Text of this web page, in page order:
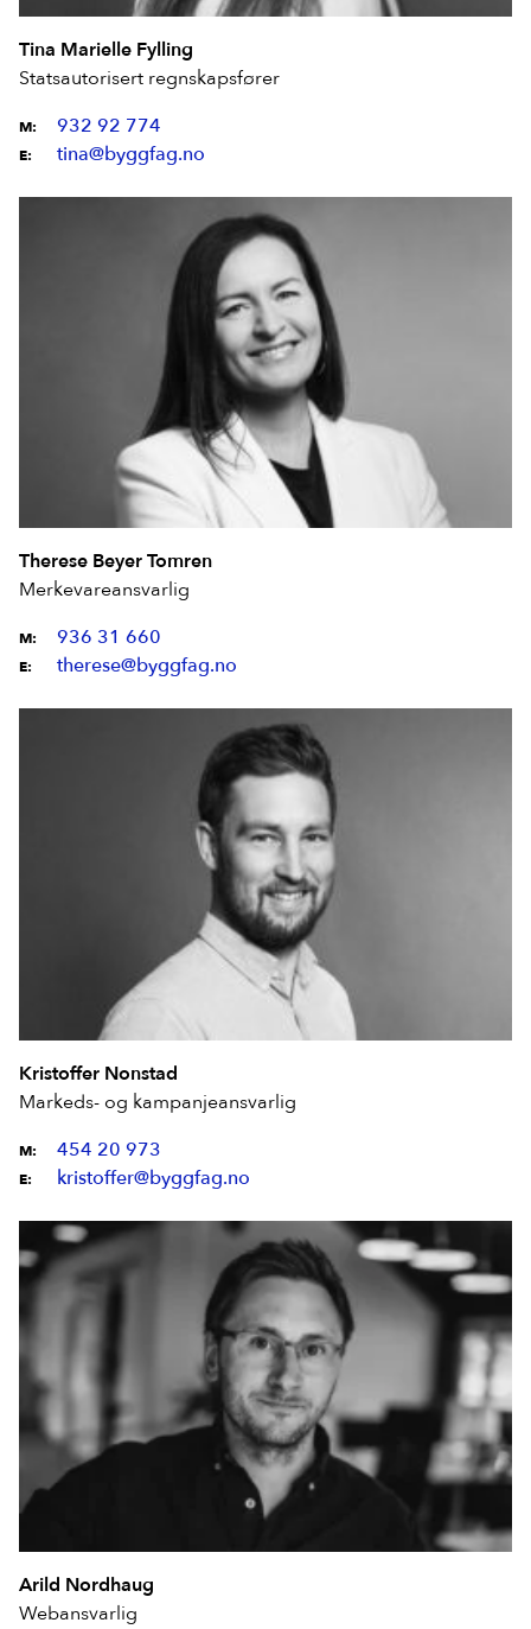
Tina Marielle Fylling
Statsautorisert regnskapsfører
M: 932 92 774
E: tina@byggfag.no
Therese Beyer Tomren
Merkevareansvarlig
M: 936 31 660
E: therese@byggfag.no
Kristoffer Nonstad
Markeds- og kampanjeansvarlig
M: 454 20 973
E: kristoffer@byggfag.no
Arild Nordhaug
Webansvarlig